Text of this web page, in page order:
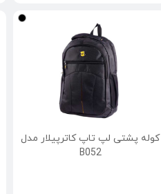
کوله پشتی لپ تاپ کاترپیلار مدل
B052